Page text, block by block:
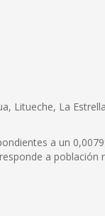
Litueche, La
a un
a población